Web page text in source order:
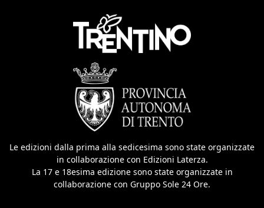
Le edizioni dalla prima alla sedicesima sono state organizzate
in collaborazione con Edizioni Laterza.
La 17 e 18esima edizione sono state organizzate in
collaborazione con Gruppo Sole 24 Ore.